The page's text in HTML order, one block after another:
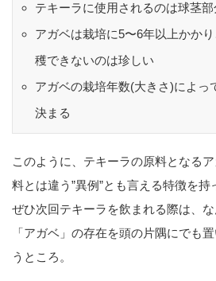
テキーラに使用されるのは球茎部
アガベは栽培に5〜6年以上かか
穫できないのは珍しい
アガベの栽培年数(大きさ)によっ
決まる
このように、テキーラの原料となる
料とは違う”異例”とも言える特徴を持
ぜひ次回テキーラを飲まれる際は、
「アガベ」の存在を頭の片隅にでも
うところ。